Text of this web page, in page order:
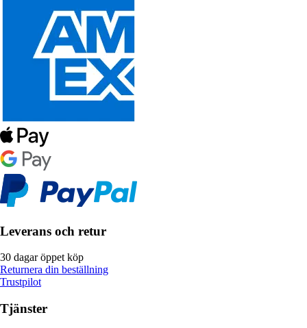
Leverans och retur
30 dagar öppet köp
Returnera din beställning
Trustpilot
Tjänster